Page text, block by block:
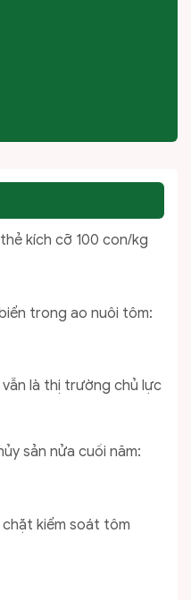
kích cỡ 100 con/kg
trong ao nuôi tôm:
là thị trường chủ lực
sản nửa cuối năm:
kiểm soát tôm